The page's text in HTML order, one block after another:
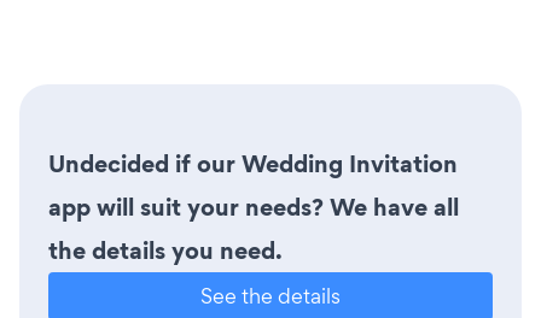
Undecided if our Wedding Invitation
app will suit your needs? We have all
the details you need.
See the details